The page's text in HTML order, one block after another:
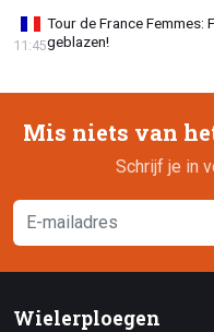
Tour de France Femmes:
geblazen!
11:45
Mis niets van
Schrijf je in
Wielerploegen